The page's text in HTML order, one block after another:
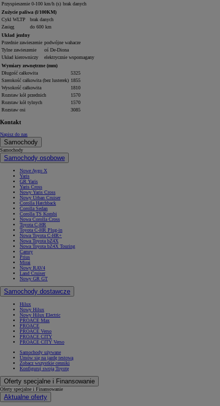
Przyspieszenie 0-100 km/h (s) brak danych
Zużycie paliwa (l/100KM)
Cykl WLTP
brak danych
Zasięg
do 600 km
Układ jezdny
Przednie zawieszenie podwójne wahacze
Tylne zawieszenie
oś De-Diona
Układ kierowniczy
elektrycznie wspomagany
Wymiary zewnętrzne (mm)
Długość całkowita
5325
Szerokość całkowita (bez lusterek) 1855
Wysokość całkowita
1810
Rozstaw kół przednich
1570
Rozstaw kół tylnych
1570
Rozstaw osi
3085
Kontakt
Napisz do nas
Samochody
Samochody
Samochody osobowe
Nowe Aygo X
Yaris
GR Yaris
Yaris Cross
Nowy Yaris Cross
Nowy Urban Cruiser
Corolla Hatchback
Corolla Sedan
Corolla TS Kombi
Nowa Corolla Cross
Toyota C-HR
Toyota C-HR Plug-in
Nowa Toyota C-HR+
Nowa Toyota bZ4X
Nowa Toyota bZ4X Touring
Camry
Prius
Mirai
Nowy RAV4
Land Cruiser
Nowy GR GT
Samochody dostawcze
Hilux
Nowy Hilux
Nowy Hilux Electric
PROACE Max
PROACE
PROACE Verso
PROACE CITY
PROACE CITY Verso
Samochody używane
Umów się na jazdę testową
Zobacz wszystkie cenniki
Konfiguruj swoją Toyotę
Oferty specjalne i Finansowanie
Oferty specjalne i Finansowanie
Aktualne oferty